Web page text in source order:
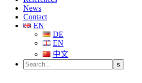
News
Contact
EN
DE
EN
中文